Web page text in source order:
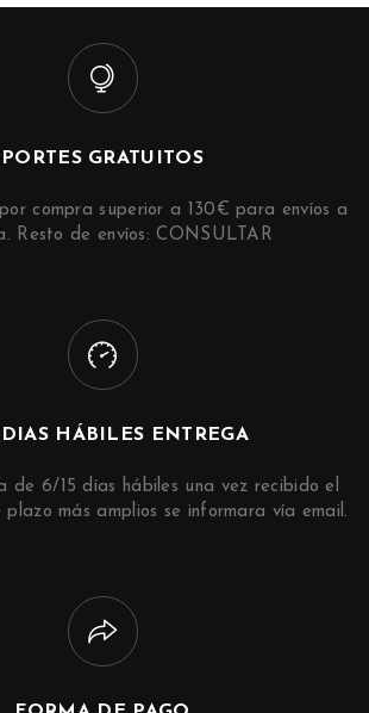
PORTES GRATUITOS
compra superior a 130€ para envíos a
Resto de envíos: CONSULTAR
HÁBILES ENTREGA
de 6/15 días hábiles una vez recibido el
más amplios se informara vía email.